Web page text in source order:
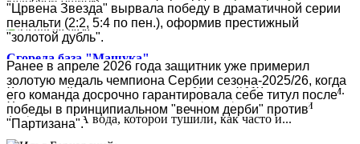
Сгорела база "Машука"
В ночь на 26 июля пятигорский «Машук-КМВ» потерял дом.
Пожар уничтожил третий этаж клубной базы, где жили
футболисты. А вода, которой тушили, как часто и...
"Црвена Звезда" вырвала победу в драматичной серии
пенальти (2:2, 5:4 по пен.), оформив престижный
"золотой дубль".
Ранее в апреле 2026 года защитник уже примерил
золотую медаль чемпиона Сербии сезона-2025/26, когда
его команда досрочно гарантировала себе титул после
победы в принципиальном "вечном дерби" против
"Партизана".